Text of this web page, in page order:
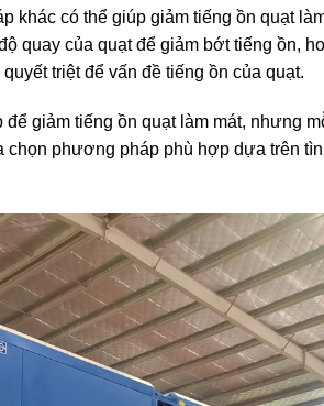
khác có thể giúp giảm tiếng ồn quạt
quay của quạt để giảm bớt tiếng ồn,
triệt để vấn đề tiếng ồn của quạt.
giảm tiếng ồn quạt làm mát, nhưng
phương pháp phù hợp dựa trên